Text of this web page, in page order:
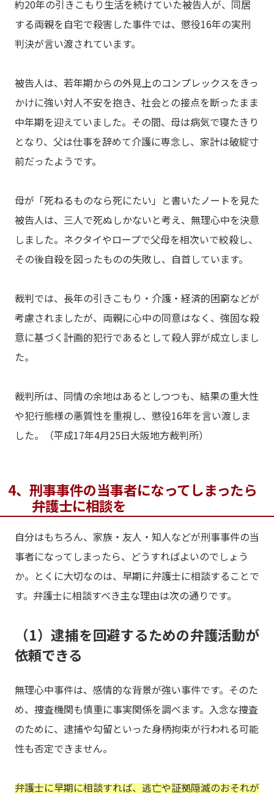
約20年の引きこもり生活を続けていた被告人が、同居
する両親を自宅で殺害した事件では、懲役16年の実刑
判決が言い渡されています。
被告人は、若年期からの外見上のコンプレックスをきっ
かけに強い対人不安を抱き、社会との接点を断ったまま
中年期を迎えていました。その間、母は病気で寝たきり
となり、父は仕事を辞めて介護に専念し、家計は破綻寸
前だったようです。
母が「死ねるものなら死にたい」と書いたノートを見た
被告人は、三人で死ぬしかないと考え、無理心中を決意
しました。ネクタイやロープで父母を相次いで絞殺し、
その後自殺を図ったものの失敗し、自首しています。
裁判では、長年の引きこもり・介護・経済的困窮などが
考慮されましたが、両親に心中の同意はなく、強固な殺
意に基づく計画的犯行であるとして殺人罪が成立しまし
た。
裁判所は、同情の余地はあるとしつつも、結果の重大性
や犯行態様の悪質性を重視し、懲役16年を言い渡しま
した。（平成17年4月25日大阪地方裁判所）
4、刑事事件の当事者になってしまったら
弁護士に相談を
自分はもちろん、家族・友人・知人などが刑事事件の当
事者になってしまったら、どうすればよいのでしょう
か。とくに大切なのは、早期に弁護士に相談することで
す。弁護士に相談すべき主な理由は次の通りです。
（1）逮捕を回避するための弁護活動が
依頼できる
無理心中事件は、感情的な背景が強い事件です。そのた
め、捜査機関も慎重に事実関係を調べます。入念な捜査
のために、逮捕や勾留といった身柄拘束が行われる可能
性も否定できません。
弁護士に早期に相談すれば、逃亡や証拠隠滅のおそれが